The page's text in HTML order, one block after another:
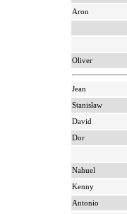
Aron
Oliver
Jean
Stanisław
David
Dor
Nahuel
Kenny
Antonio